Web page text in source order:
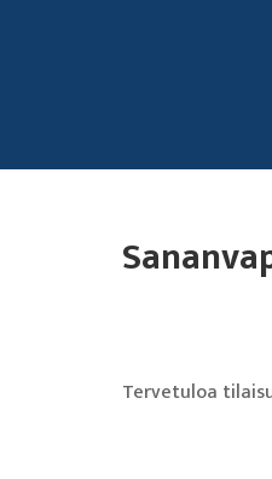
Tervetuloa